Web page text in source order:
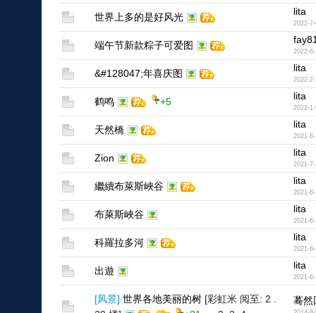
世界上多的是好风光 lita
2022-7-
端午节新款粽子可爱图
2022-6-
&#128047;年喜庆图 lita
2022-2-
鹤鸣 +5 lita
2022-1-
天然橋 lita
2021-
Zion lita
2021-
繼續布萊斯峽谷 lita
2021-
布萊斯峽谷 lita
2021-
科羅拉多河 lita
2021-6-
出遊 lita
2021-6-
[风景] 世界各地美丽的树 [彩虹米 阅至: 2 .
蓦然